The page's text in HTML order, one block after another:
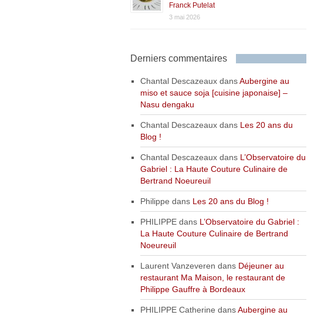
Franck Putelat
3 mai 2026
Derniers commentaires
Chantal DescazeauxdansAubergine au
miso et sauce soja [cuisine japonaise] –
Nasu dengaku
Chantal Descazeauxdans Les 20 ans du
Blog !
Chantal Descazeauxdans L’Observatoire du
Gabriel : La Haute Couture Culinaire de
Bertrand Noeureuil
Philippe dans Les 20 ans du Blog !
PHILIPPEdans L’Observatoire du Gabriel :
La Haute Couture Culinaire de Bertrand
Noeureuil
Laurent Vanzeveren dans Déjeuner au
restaurant Ma Maison, le restaurant de
Philippe Gauffre à Bordeaux
PHILIPPE Catherine dansAubergine au